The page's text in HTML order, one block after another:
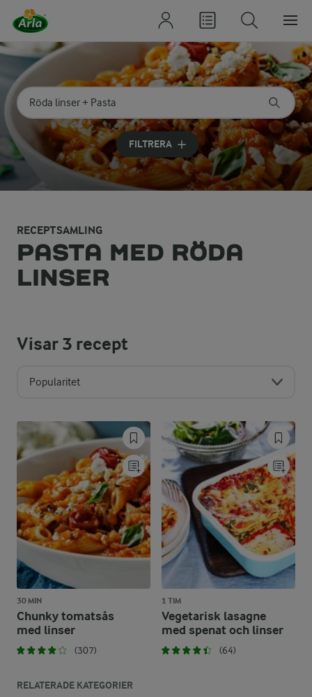
Sök på kategori eller ingrediens
Skriv in sökord för att få förslag
FILTRERA
RECEPTSAMLING
PASTA MED RÖDA
LINSER
Visar3 recept
Popularitet
30 MIN
Chunky tomatsås
med linser
(307)
1 TIM
Vegetarisk lasagne
med spenat och linser
(64)
RELATERADE KATEGORIER